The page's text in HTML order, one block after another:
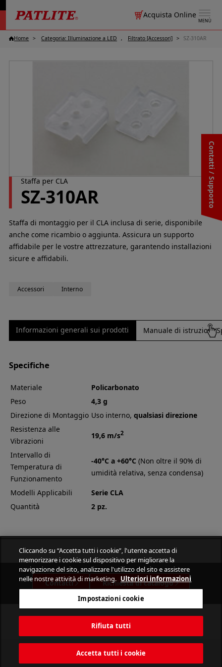
MENÙ
Acquista Online
Contatti / Supporto
Home Categoria: Illuminazione a LED Filtrato [Accessori] SZ-310AR
Staffa per CLA
SZ-310AR
Staffa di montaggio per il CLA inclusa di serie, disponibile
anche come ricambio o aggiunta. Assicura un supporto
affidabile per le vostre attrezzature, garantendo installazioni
sicure e affidabili.
Accessori Interno
Informazioni generali sui prodotti Manuale di istruzioni/
Specifiche
Materiale
Policarbonato
Peso
4,3 g
Direzione di Montaggio Uso interno, qualsiasi direzione
Resistenza alle
Vibrazioni
19,6 m/s2
Intervallo di
Temperatura di
Funzionamento
-40°C a +60°C (Non oltre il 90% di
umidità relativa, senza condensa)
Modelli Applicabili
Serie CLA
Quantità
2 pz.
Contatti Richiesta di catalogo
PATLITE CORPORATION. All Rights Reserved.
Cliccando su “Accetta tutti i cookie”, l'utente accetta di
memorizzare i cookie sul dispositivo per migliorare la
navigazione del sito, analizzare l'utilizzo del sito e assistere
nelle nostre attività di marketing. Ulteriori informazioni
Impostazioni cookie
Rifiuta tutti
Accetta tutti i cookie